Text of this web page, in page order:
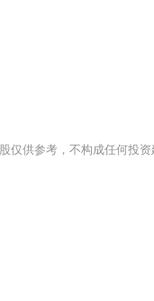
仅供参考，不构成任何投